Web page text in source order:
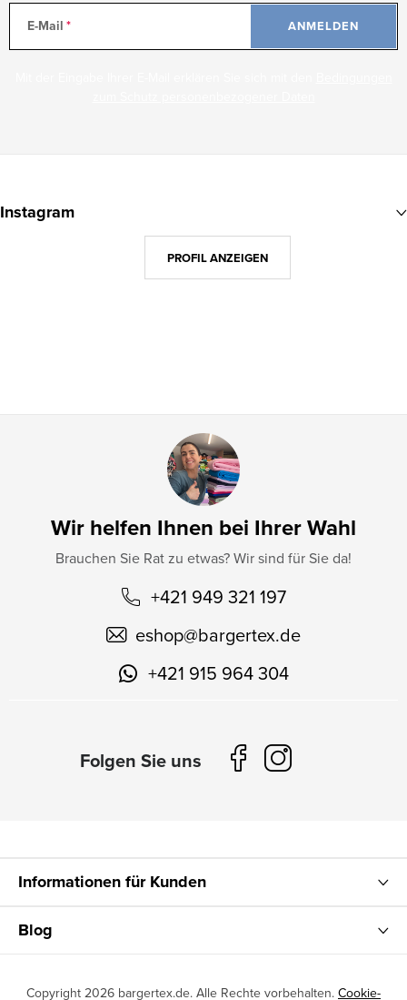
E-Mail ANMELDEN
u
Wir helfen Ihnen bei Ihrer Wahl
Brauchen Sie Rat zu etwas? Wir sind für Sie da!
+421 949 321 197
eshop@bargertex.de
+421 915 964 304
Instagram
PROFIL ANZEIGEN
Informationen für Kunden
Blog
Copyright 2026 bargertex.de. Alle Rechte vorbehalten. Cookie-